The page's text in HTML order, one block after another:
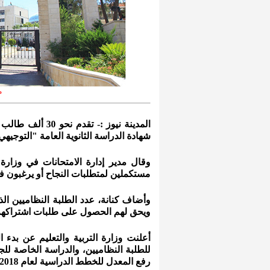
المدينة نيوز
شهادة الدراسة الثانوية العامة "التوجيهي"
وقال مدير إدارة الامتحانات في
مستكملين لمتطلبات النجاح أو يرغبون في
ويحق لهم الحصول على طلبات
للطلبة النظاميين، والدراسة الخاصة
رفع المعدل للخطط الدراسية لعام 2018 فما بعد.